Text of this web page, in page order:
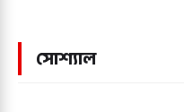
সোশ্যাল